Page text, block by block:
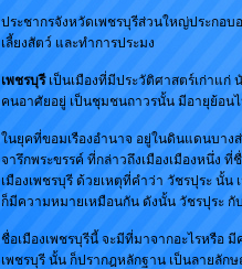
ประชากรจังหวัดเพชรบุรีส่วนใหญ่ประกอ
เลี้ยงสัตว์ และทำการประมง
เพชรบุรีเป็นเมืองที่มีประวัติศาสตร์เก่าแก่
คนอาศัยอยู่ เป็นชุมชนถาวรนั้น มีอายุย้อน
ในยุคที่ขอมเรืองอำนาจ อยู่ในดินแดนบาง
จารึกพระขรรค์ ที่กล่าวถึงเมืองเมืองหนึ่ง
เมืองเพชรบุรี ด้วยเหตุที่คำว่า วัชรปุระ นั้น
ก็มีความหมายเหมือนกัน ดังนั้น วัชรปุระ กั
ชื่อเมืองเพชรบุรีนี้ จะมีที่มาจากอะไรหรือ
เพชรบุรี นั้น ก็ปรากฎหลักฐาน เป็นลายลัก